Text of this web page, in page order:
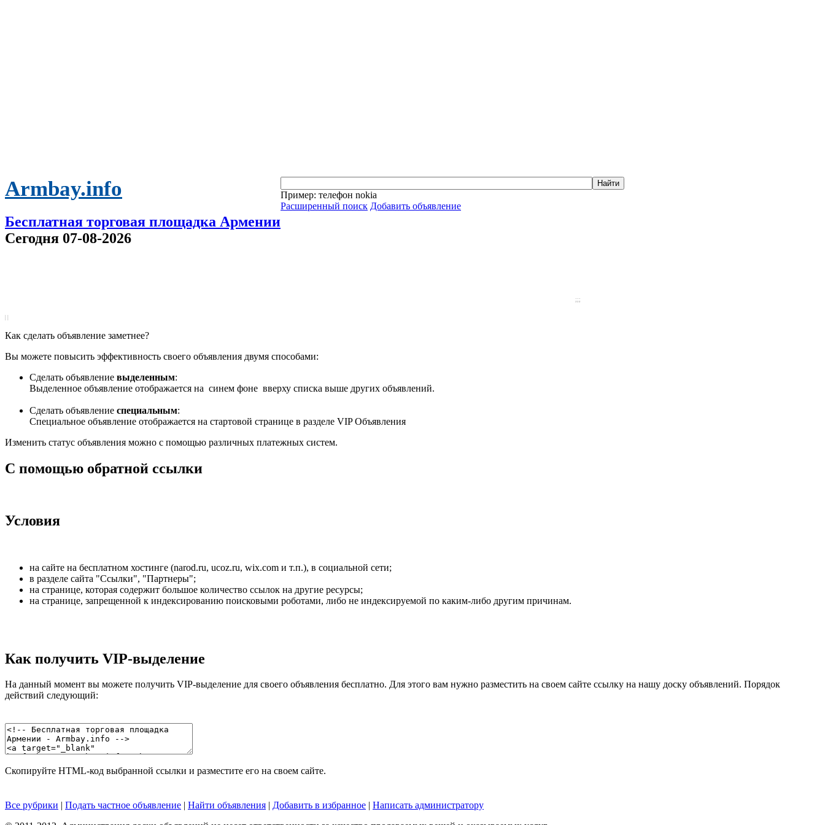
Armbay.info
Бесплатная торговая площадка Армении
Сегодня 07-08-2026
Пример: телефон nokia
Расширенный поиск Добавить объявление
;;;
Как сделать объявление заметнее?
Вы можете повысить эффективность своего объявления двумя способами:
Сделать объявление выделенным:
Выделенное объявление отображается на синем фоне вверху списка выше других объявлений.
Сделать объявление специальным:
Специальное объявление отображается на стартовой странице в разделе VIP Объявления
Изменить статус объявления можно с помощью различных платежных систем.
С помощью обратной ссылки
Условия
на сайте на бесплатном хостинге (narod.ru, ucoz.ru, wix.com и т.п.), в социальной сети;
в разделе сайта "Ссылки", "Партнеры";
на странице, которая содержит большое количество ссылок на другие ресурсы;
на странице, запрещенной к индексированию поисковыми роботами, либо не индексируемой по каким-либо другим причинам.
Как получить VIP-выделение
На данный момент вы можете получить VIP-выделение для своего объявления бесплатно. Для этого вам нужно разместить на своем сайте ссылку на нашу доску объявлений. Порядок
действий следующий:
Скопируйте HTML-код выбранной ссылки и разместите его на своем сайте.
Все рубрики | Подать частное объявление | Найти объявления | Добавить в избранное | Написать администратору